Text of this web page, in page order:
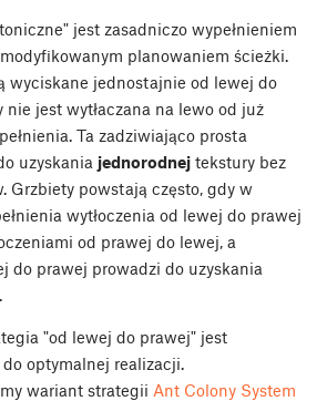
jest zasadniczo wypełnieniem
planowaniem ścieżki.
wyciskane jednostajnie od lewej do
jest wytłaczana na lewo od już
Ta zadziwiająco prosta
uzyskania jednorodnej tekstury bez
Grzbiety powstają często, gdy w
wytłoczenia od lewej do prawej
od prawej do lewej, a
do prawej prowadzi do uzyskania
"od lewej do prawej" jest
optymalnej realizacji.
wariant strategii Ant Colony System